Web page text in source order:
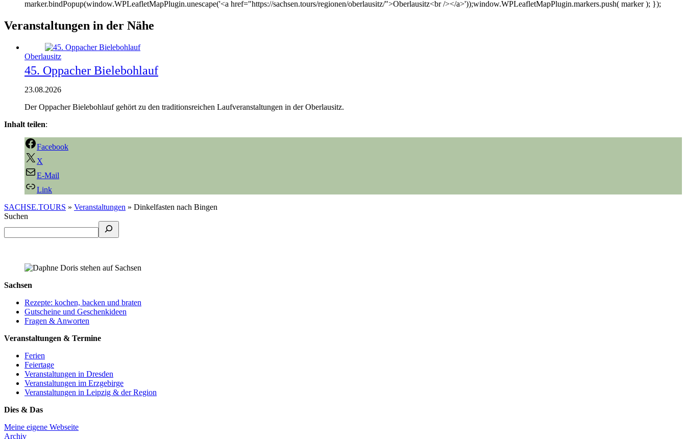
marker.bindPopup(window.WPLeafletMapPlugin.unescape('<a href="https://sachsen.tours/regionen/oberlausitz/">Oberlausitz<br /></a>'));window.WPLeafletMapPlugin.markers.push( marker ); });
Veranstaltungen in der Nähe
Oberlausitz
45. Oppacher Bielebohlauf
23.08.2026
Der Oppacher Bielebohlauf gehört zu den traditionsreichen Laufveranstaltungen in der Oberlausitz.
Inhalt teilen:
Facebook
X
E-Mail
Link
SACHSE.TOURS » Veranstaltungen » Dinkelfasten nach Bingen
Suchen
Sachsen
Rezepte: kochen, backen und braten
Gutscheine und Geschenkideen
Fragen & Anworten
Veranstaltungen & Termine
Ferien
Feiertage
Veranstaltungen in Dresden
Veranstaltungen im Erzgebirge
Veranstaltungen in Leipzig & der Region
Dies & Das
Meine eigene Webseite
Archiv